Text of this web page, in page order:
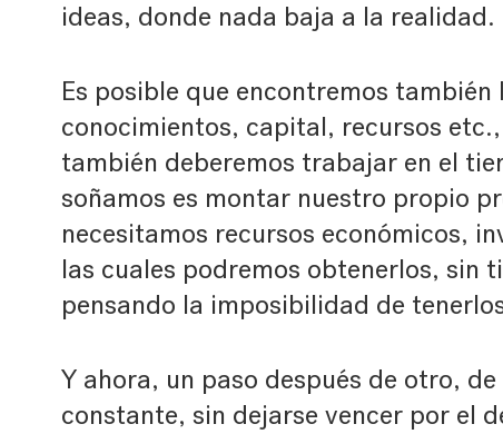
ideas, donde nada baja a la realidad.
Es posible que encontremos
conocimientos, capital, recursos
también deberemos trabajar en el
soñamos es montar nuestro propio
necesitamos recursos económicos,
las cuales podremos obtenerlos, sin
pensando la imposibilidad de
Y ahora, un paso después de otro,
constante, sin dejarse vencer por el